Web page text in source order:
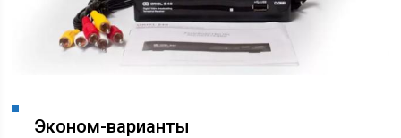
Эконом-варианты